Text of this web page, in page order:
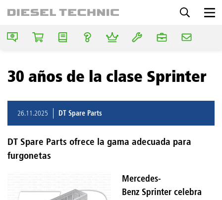
30 años de la clase Sprinter
26.11.2025 DT Spare Parts
DT Spare Parts ofrece la gama adecuada para
furgonetas
Mercedes-
Benz Sprinter celebra